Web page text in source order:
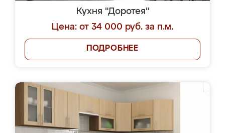
Кухня "Доротея"
Цена: от 34 000 руб. за п.м.
ПОДРОБНЕЕ